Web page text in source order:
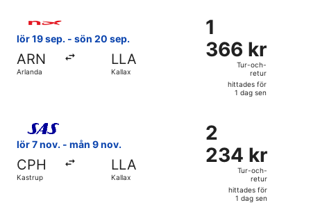
timmar
sen
lör 19 sep. - sön 20 sep.
ARN
Arlanda
LLA
Kallax
1
366 kr
Tur-
retur,
hittades
dag
sen
1
366 kr
Tur-och-
retur
hittades för
1 dag sen
lör 7 nov. - mån 9 nov.
CPH
Kastrup
LLA
Kallax
2
234 kr
Tur-
retur,
hittades
2
234 kr
Tur-och-
retur
hittades för
1 dag sen
Välj flyg med Scandinavian Airlines, med avresa lör 7